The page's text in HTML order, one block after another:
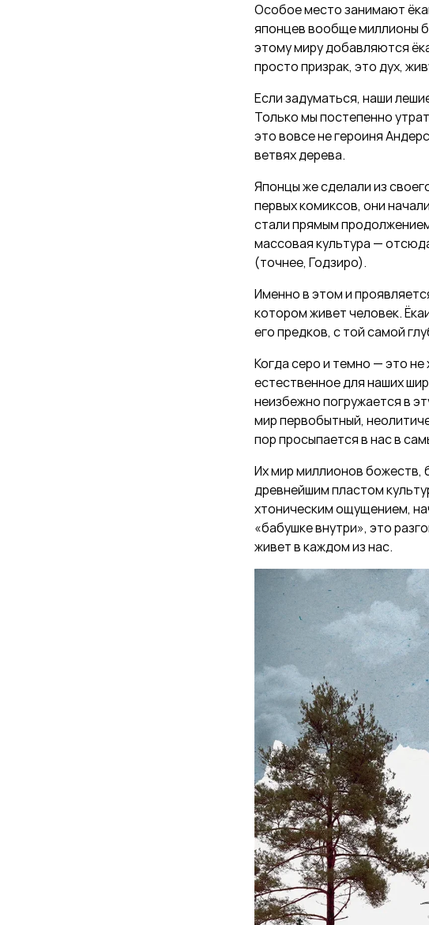
Особое место занимают
японцев вообще миллионы
этому миру добавляются
просто призрак, это дух,
Если задуматься, наши
Только мы постепенно
это вовсе не героиня
ветвях дерева.
Японцы же сделали из
первых комиксов, они
стали прямым
массовая культура —
(точнее, Годзиро).
Именно в этом и
котором живет человек.
его предков, с той самой
Когда серо и темно — это
естественное для наших
неизбежно погружается в
мир первобытный,
пор просыпается в нас в
Их мир миллионов божеств,
древнейшим пластом
хтоническим ощущением,
«бабушке внутри», это
живет в каждом из нас.